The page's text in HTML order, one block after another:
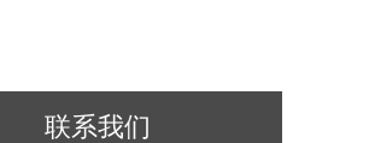
联系我们